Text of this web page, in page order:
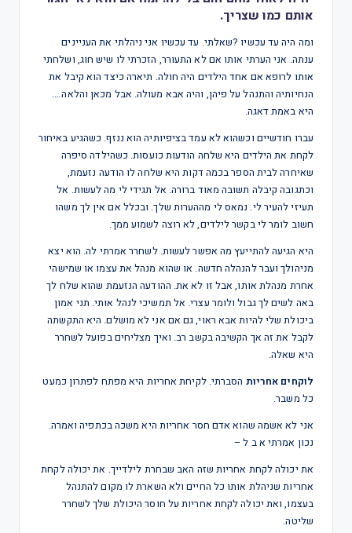
אותם כמו שצריך.
ומה היה עד עכשיו ?שאלתי. עד עכשיו אני ניהלתי את העניינים
ענתה. אני הערתי אותו אם לא התעורר, הזכרתי לו שיש חוג, ושלחתי
אותו לרופא אם אחד הילדים היה חולה. תיארה כיצד הוא קיבל את
הנחיותיה והתנהל על פיהן, והיה אבא מעולה. אבל מכאן והלאה….
היא באמת דאגה.
עברו חודשיים וכשהוא לא עמד בציפיותיה הוא ננזף. כשהגיע באיחור
לקחת את הילדים היא שלחה הודעות כועסות. כשהילדה סיפרה
שאיחרה לבית הספר בכמה דקות היא שלחה לו הודעה נזעמת,
וכתגובה קיבלה תשובה מאוד ברורה. אל תגידי לי מה לעשות. אל
תעיזי להעיר לי. נמאס לי מההערות שלך. ובכלל אם אין לך משהו
חשוב לומר לי בקשר לילדים, לא רוצה לשמוע ממך.
היא הגיעה להתייעץ מה אפשר לעשות. לשחרר אמרתי לה. הוא יצא
מניהולך ועבר להנהלה חדשה. או שהוא מנהל את עצמו או שמישהי
אחרת מנהלת אותו, אבל זו לא את. ההודעה הנזעמת שהוא שלח לך
באה לשים לך גבול ולומר עצרי. אל תמשיכי לנהל אותי. תני אמון
ביכולת שלי להיות אבא ראוי, גם אם אני לא מושלם. היא התקשתה
לקבל את זה אך הקשיבה בקשב רב. ואיך מצליחים בפועל לשחרר
היא שאלה.
לוקחים אחריות הסברתי. לקיחת אחריות היא מפתח לפתרון כמעט
כל משבר.
אני לא אשמה שהוא אדם חסר אחריות היא משכה בכתפיה ואמרה.
נכון אמרתי א ב ל –
את יכולה לקחת אחריות שזה האב שבחרת לילדייך. את יכולה לקחת
אחריות שניהלת אותו כל החיים ולא השארת לו מקום להתנהל
בעצמו, ואת יכולה לקחת אחריות על חוסר היכולת שלך לשחרר
שליטה.